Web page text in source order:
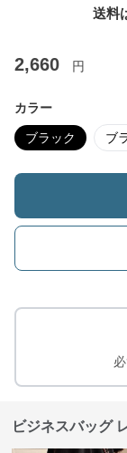
送料
2,660 円
カラー
ブラック ブ
ビジネスバッグ